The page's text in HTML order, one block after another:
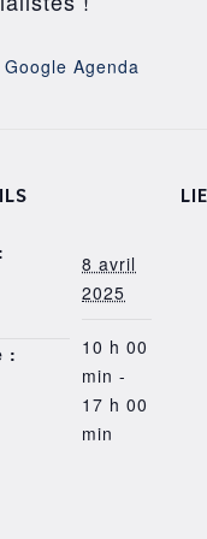
taille de la
Google Agenda
8 avril
2025
:
10 h 00
min -
17 h 00
min